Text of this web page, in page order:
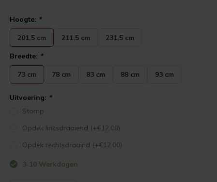
Hoogte: *
201,5 cm 211,5 cm 231,5 cm
Breedte: *
73 cm 78 cm 83 cm 88 cm 93 cm
Uitvoering: *
Stomp
Opdek linksdraaiend (+€12,00)
Opdek rechtsdraaind (+€12,00)
3-10 Werkdagen